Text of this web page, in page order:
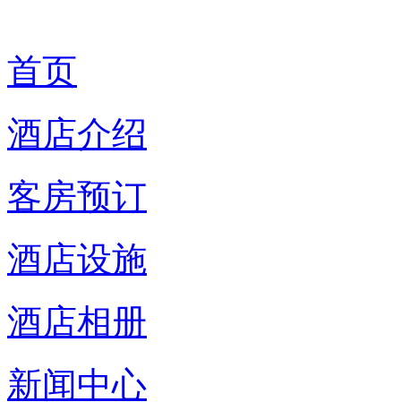
首页
酒店介绍
客房预订
酒店设施
酒店相册
新闻中心